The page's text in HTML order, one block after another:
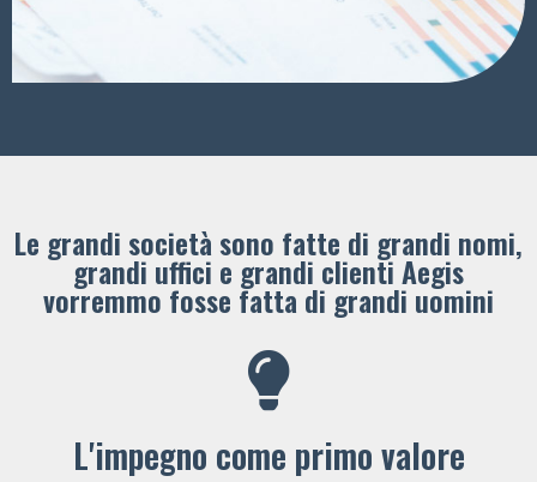
Le grandi società sono fatte di grandi nomi,
grandi uffici e grandi clienti ​Aegis
vorremmo fosse fatta di grandi uomini
L'impegno come primo valore